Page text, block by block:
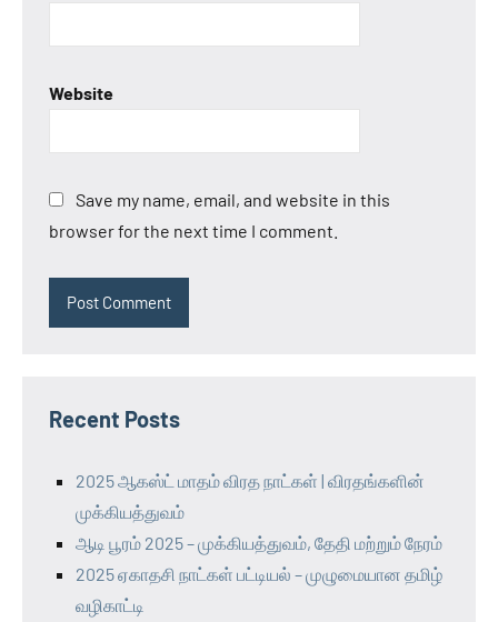
Website
Save my name, email, and website in this
browser for the next time I comment.
Recent Posts
2025 ஆகஸ்ட் மாதம் விரத நாட்கள் | விரதங்களின்
முக்கியத்துவம்
ஆடி பூரம் 2025 – முக்கியத்துவம், தேதி மற்றும் நேரம்
2025 ஏகாதசி நாட்கள் பட்டியல் – முழுமையான தமிழ்
வழிகாட்டி